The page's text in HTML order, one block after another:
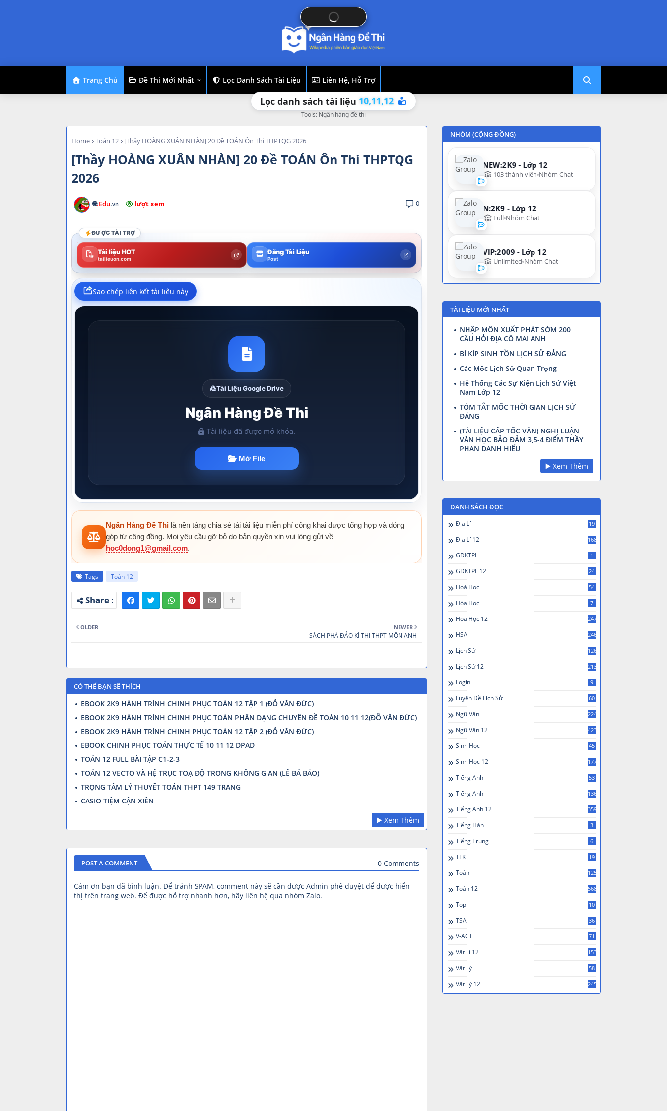
Trang Chủ Đề Thi Mới Nhất Lọc Danh Sách Tài Liệu Liên Hệ, Hỗ Trợ
Lọc danh sách tài liệu 10,11,12
Tools: Ngân hàng đề thi
Home Toán 12 [Thầy HOÀNG XUÂN NHÀN] 20 Đề TOÁN Ôn Thi THPTQG 2026
[Thầy HOÀNG XUÂN NHÀN] 20 Đề TOÁN Ôn Thi THPTQG
2026
🌐.Edu.vn lượt xem 0
ĐƯỢC TÀI TRỢ
Tài liệu HOT
tailieuon.com
Đăng Tài Liệu
Post
Ngân Hàng Đề Thi là nền tảng chia sẻ tải tài liệu miễn phí công khai được tổng hợp và đóng
góp từ cộng đồng. Mọi yêu cầu gỡ bỏ do bản quyền xin vui lòng gửi về
hoc0dong1@gmail.com.
Tags Toán 12
NEWER
SÁCH PHÁ ĐẢO KÌ THI THPT MÔN ANH
OLDER
CÓ THỂ BẠN SẼ THÍCH
EBOOK 2K9 HÀNH TRÌNH CHINH PHỤC TOÁN 12 TẬP 1 (ĐỖ VĂN ĐỨC)
EBOOK 2K9 HÀNH TRÌNH CHINH PHỤC TOÁN PHÂN DẠNG CHUYÊN ĐỀ TOÁN 10 11 12(ĐỖ VĂN ĐỨC)
EBOOK 2K9 HÀNH TRÌNH CHINH PHỤC TOÁN 12 TẬP 2 (ĐỖ VĂN ĐỨC)
EBOOK CHINH PHỤC TOÁN THỰC TẾ 10 11 12 DPAD
TOÁN 12 FULL BÀI TẬP C1-2-3
TOÁN 12 VECTO VÀ HỆ TRỤC TOẠ ĐỘ TRONG KHÔNG GIAN (LÊ BÁ BẢO)
TRỌNG TÂM LÝ THUYẾT TOÁN THPT 149 TRANG
CASIO TIỆM CẬN XIÊN
▶️ Xem Thêm
POST A COMMENT 0 Comments
Cảm ơn bạn đã bình luận. Để tránh SPAM, comment này sẽ cần được Admin phê duyệt để được hiển
thị trên trang web. Để được hỗ trợ nhanh hơn, hãy liên hệ qua nhóm Zalo.
NHÓM (CỘNG ĐỒNG)
NEW:2K9 - Lớp 12
103 thành viên Nhóm Chat
N:2K9 - Lớp 12
Full Nhóm Chat
VIP:2009 - Lớp 12
Unlimited Nhóm Chat
TÀI LIỆU MỚI NHẤT
NHẬP MÔN XUẤT PHÁT SỚM 200
CÂU HỎI ĐỊA CÔ MAI ANH
BÍ KÍP SINH TỒN LỊCH SỬ ĐẢNG
Các Mốc Lịch Sử Quan Trọng
Hệ Thống Các Sự Kiện Lịch Sử Việt
Nam Lớp 12
TÓM TẮT MỐC THỜI GIAN LỊCH SỬ
ĐẢNG
(TÀI LIỆU CẤP TỐC VĂN) NGHỊ LUẬN
VĂN HỌC BẢO ĐẢM 3,5-4 ĐIỂM THẦY
PHAN DANH HIẾU
▶️ Xem Thêm
DANH SÁCH ĐỌC
Địa Lí 19
Địa Lí 12 168
GDKTPL 1
GDKTPL 12 24
Hoá Học 54
Hóa Học 7
Hóa Học 12 247
HSA 246
Lịch Sử 126
Lịch Sử 12 213
Login 9
Luyện Đề Lịch Sử 60
Ngữ Văn 224
Ngữ Văn 12 423
Sinh Học 45
Sinh Học 12 177
Tiếng Anh 53
Tiếng Anh 136
Tiếng Anh 12 359
Tiếng Hàn 3
Tiếng Trung 6
TLK 19
Toán 125
Toán 12 568
Top 10
TSA 36
V-ACT 71
Vật Lí 12 153
Vật Lý 58
Vật Lý 12 245